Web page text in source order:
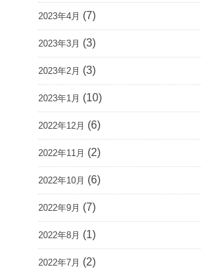
2023年4月 (7)
2023年3月 (3)
2023年2月 (3)
2023年1月 (10)
2022年12月 (6)
2022年11月 (2)
2022年10月 (6)
2022年9月 (7)
2022年8月 (1)
2022年7月 (2)